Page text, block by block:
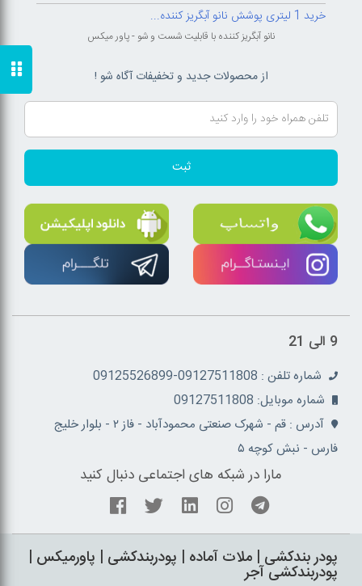
خرید 1 لیتری پوشش نانو آبگریز کننده...
نانو آبگریز کننده با قابلیت شست و شو - پاور میکس
از محصولات جدید و تخفیفات آگاه شو !
ثبت
9 الی 21
شماره تلفن : 09127511808-09125526899
شماره موبایل: 09127511808
آدرس : قم - شهرک صنعتی محمودآباد - فاز ۲ - بلوار خلیج
فارس - نبش کوچه ۵
مارا در شبکه های اجتماعی دنبال کنید
پودر بندکشی | ملات آماده | پودربندکشی | پاورمیکس |
پودربندکشی آجر